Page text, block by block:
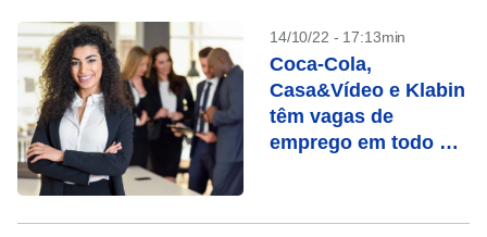
14/10/22 - 17:13min
Coca-Cola,
Casa&Vídeo e Klabin
têm vagas de
emprego em todo o